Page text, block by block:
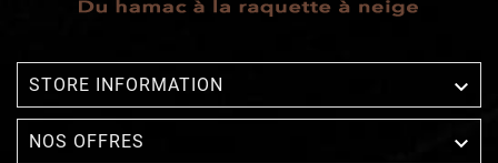
STORE INFORMATION 
NOS OFFRES 